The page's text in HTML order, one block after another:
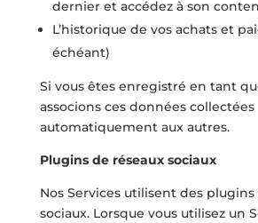
dernier et accédez à son
L’historique de vos achats et
échéant)
Si vous êtes enregistré en tant
associons ces données collectées
automatiquement aux autres.
Plugins de réseaux sociaux
Nos Services utilisent des plugins
sociaux. Lorsque vous utilisez un